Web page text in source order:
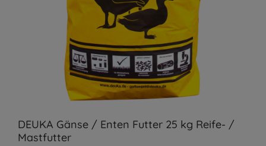
DEUKA Gänse / Enten Futter 25 kg Reife- /
Mastfutter